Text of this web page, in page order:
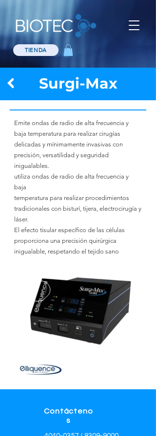
TIENDA
Surgi-Max
Emite ondas de radio de alta frecuencia y
baja temperatura para realizar cirugías
delicadas y mínimamente invasivas con
precisión, versatilidad y seguridad
inigualables.
utiliza ondas de radio de alta frecuencia y
baja
temperatura para realizar procedimientos
tradicionales con bisturí, tijera, electrocirugía y
láser.
El efecto tisular específico de las células
proporciona una precisión quirúrgica
inigualable, respetando el tejido sano
Contácteno
s